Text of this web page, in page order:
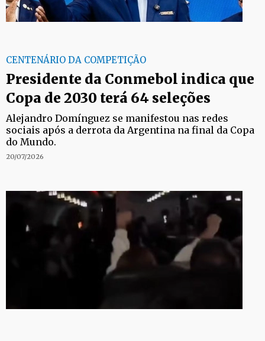
CENTENÁRIO DA COMPETIÇÃO
Presidente da Conmebol indica que
Copa de 2030 terá 64 seleções
Alejandro Domínguez se manifestou nas redes
sociais após a derrota da Argentina na final da Copa
do Mundo.
20/07/2026